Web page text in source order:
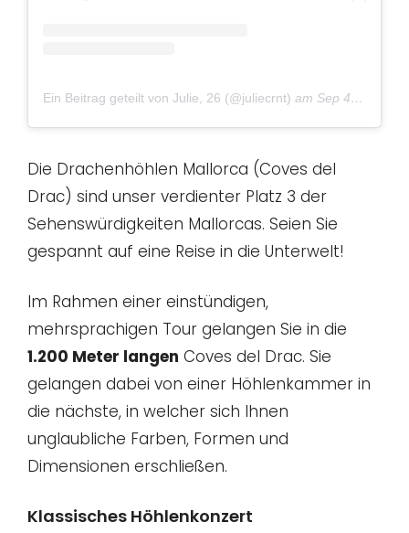
Ein Beitrag geteilt von Julie, 26 (@juliecrnt) am Sep 4, 2018 um 5:01 PDT
Die Drachenhöhlen Mallorca (Coves del
Drac) sind unser verdienter Platz 3 der
Sehenswürdigkeiten Mallorcas. Seien Sie
gespannt auf eine Reise in die Unterwelt!
Im Rahmen einer einstündigen,
mehrsprachigen Tour gelangen Sie in die
1.200 Meter langen Coves del Drac. Sie
gelangen dabei von einer Höhlenkammer in
die nächste, in welcher sich Ihnen
unglaubliche Farben, Formen und
Dimensionen erschließen.
Klassisches Höhlenkonzert